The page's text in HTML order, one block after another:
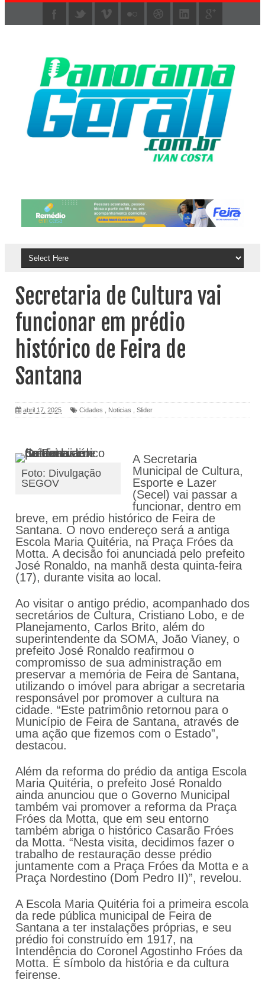
Secretaria de Cultura vai
funcionar em prédio
histórico de Feira de
Santana
abril 17, 2025 Cidades Noticias Slider
Foto: Divulgação
SEGOV
A Secretaria
Municipal de Cultura,
Esporte e Lazer
(Secel) vai passar a
funcionar, dentro em
breve, em prédio histórico de Feira de
Santana. O novo endereço será a antiga
Escola Maria Quitéria, na Praça Fróes da
Motta. A decisão foi anunciada pelo prefeito
José Ronaldo, na manhã desta quinta-feira
(17), durante visita ao local.
Ao visitar o antigo prédio, acompanhado dos
secretários de Cultura, Cristiano Lobo, e de
Planejamento, Carlos Brito, além do
superintendente da SOMA, João Vianey, o
prefeito José Ronaldo reafirmou o
compromisso de sua administração em
preservar a memória de Feira de Santana,
utilizando o imóvel para abrigar a secretaria
responsável por promover a cultura na
cidade. “Este patrimônio retornou para o
Município de Feira de Santana, através de
uma ação que fizemos com o Estado”,
destacou.
Além da reforma do prédio da antiga Escola
Maria Quitéria, o prefeito José Ronaldo
ainda anunciou que o Governo Municipal
também vai promover a reforma da Praça
Fróes da Motta, que em seu entorno
também abriga o histórico Casarão Fróes
da Motta. “Nesta visita, decidimos fazer o
trabalho de restauração desse prédio
juntamente com a Praça Fróes da Motta e a
Praça Nordestino (Dom Pedro II)”, revelou.
A Escola Maria Quitéria foi a primeira escola
da rede pública municipal de Feira de
Santana a ter instalações próprias, e seu
prédio foi construído em 1917, na
Intendência do Coronel Agostinho Fróes da
Motta. É símbolo da história e da cultura
feirense.